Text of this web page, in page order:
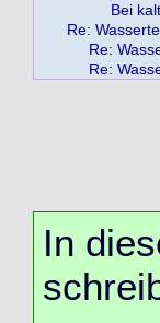
Bei
Re:
Re:
Re:
In